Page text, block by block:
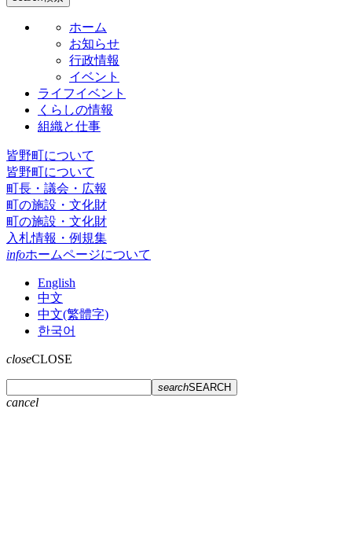
ホーム
お知らせ
行政情報
イベント
ライフイベント
くらしの情報
組織と仕事
皆野町について
皆野町について
町長・議会・広報
町の施設・文化財
町の施設・文化財
入札情報・例規集
infoホームページについて
English
中文
中文(繁體字)
한국어
closeCLOSE
searchSEARCH
cancel